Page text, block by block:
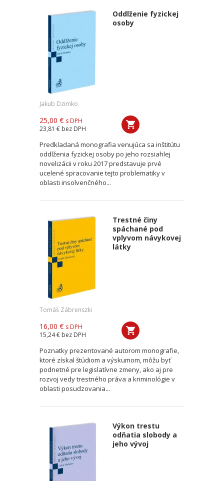
Oddlženie fyzickej
osoby
Jakub Dzimko
25,00 € s DPH
23,81 € bez DPH
Predkladaná monografia venujúca sa inštitútu
oddlženia fyzickej osoby po jeho rozsiahlej
novelizácii v roku 2017 predstavuje prvé
ucelené spracovanie tejto problematiky v
oblasti insolvenčného...
Trestné činy
spáchané pod
vplyvom návykovej
látky
Tomáš Zábrenszki
16,00 € s DPH
15,24 € bez DPH
Poznatky prezentované autorom monografie,
ktoré získal štúdiom a výskumom, môžu byť
podnetné pre legislatívne zmeny, ako aj pre
rozvoj vedy trestného práva a kriminológie v
oblasti posudzovania...
Výkon trestu
odňatia slobody a
jeho vývoj